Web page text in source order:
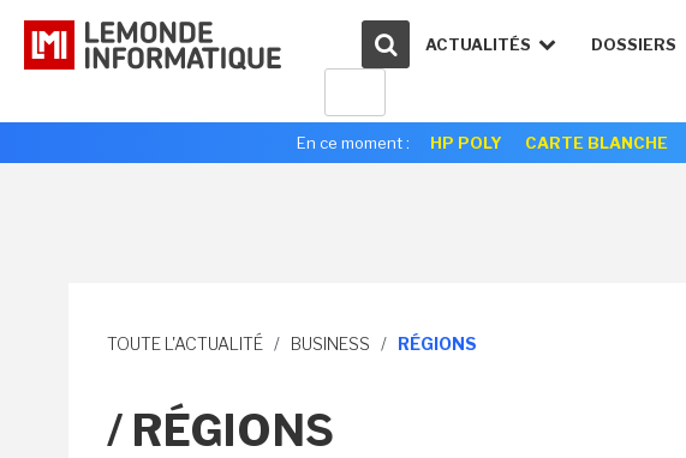
ACTUALITÉS DOSSIERS
En ce moment : HP POLY CARTE BLANCHE
TOUTE L'ACTUALITÉ / BUSINESS / RÉGIONS
/ RÉGIONS